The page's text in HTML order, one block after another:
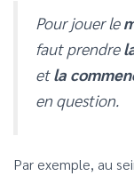
Pour jouer le
faut prendre
etla
en question.
Par exemple, au